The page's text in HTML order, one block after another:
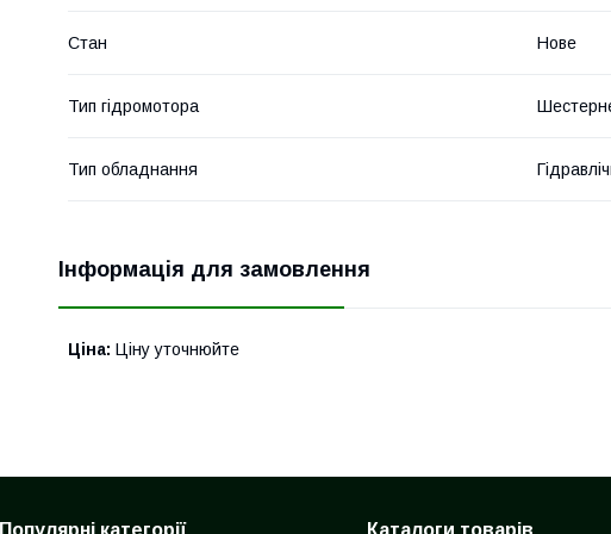
Стан Нове
Тип гідромотора
Тип обладнання
Інформація для замовлення
Ціна: Ціну уточнюйте